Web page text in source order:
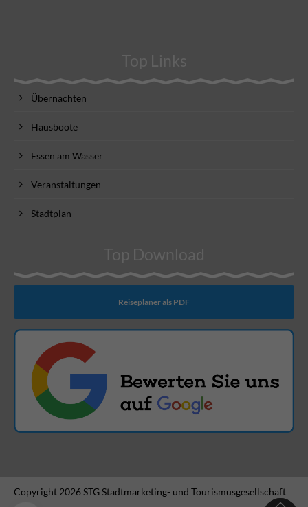
Top Links
Übernachten
Hausboote
Essen am Wasser
Veranstaltungen
Stadtplan
Top Download
Reiseplaner als PDF
Copyright 2026 STG Stadtmarketing- und Tourismusgesellschaft